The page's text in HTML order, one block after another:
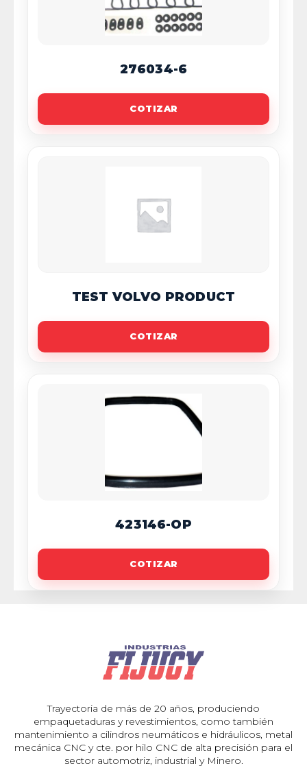
276034-6
COTIZAR
TEST VOLVO PRODUCT
COTIZAR
423146-OP
COTIZAR
Trayectoria de más de 20 años, produciendo
empaquetaduras y revestimientos, como también
mantenimiento a cilindros neumáticos e hidráulicos, metal
mecánica CNC y cte. por hilo CNC de alta precisión para el
sector automotriz, industrial y Minero.